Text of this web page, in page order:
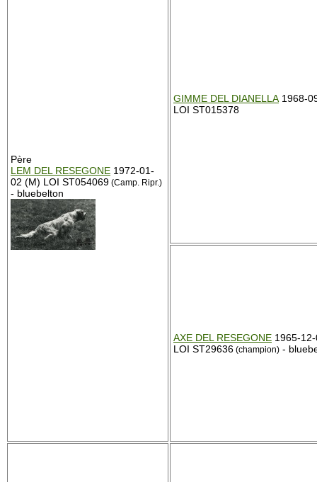
Père
LEM DEL RESEGONE 1972-01-
02 (M) LOI ST054069 (Camp. Ripr.)
- bluebelton
GIMME DEL DIANELLA 1968-
LOI ST015378
AXE DEL RESEGONE 1965-
LOI ST29636 (champion) -